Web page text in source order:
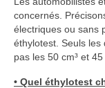
concernés.
électriques ou sans
éthylotest. Seuls
pas les 50 cm³ et
• Quel éthylotest